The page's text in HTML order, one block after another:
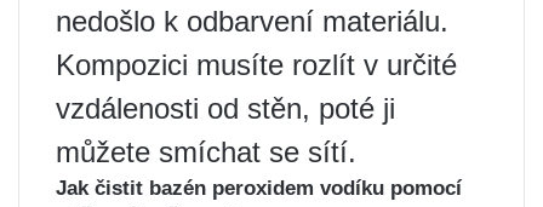
nedošlo k odbarvení materiálu.
Kompozici musíte rozlít v určité
vzdálenosti od stěn, poté ji
můžete smíchat se sítí.
Jak čistit bazén peroxidem vodíku pomocí